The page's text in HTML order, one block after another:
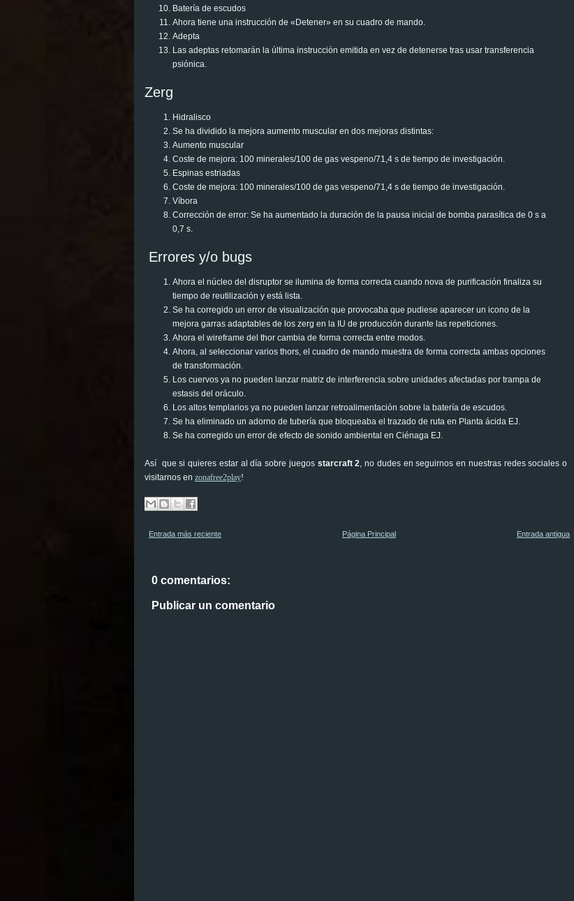
Batería de escudos
Ahora tiene una instrucción de «Detener» en su cuadro de mando.
Adepta
Las adeptas retomarán la última instrucción emitida en vez de detenerse tras usar transferencia
psiónica.
Zerg
Hidralisco
Se ha dividido la mejora aumento muscular en dos mejoras distintas:
Aumento muscular
Coste de mejora: 100 minerales/100 de gas vespeno/71,4 s de tiempo de investigación.
Espinas estriadas
Coste de mejora: 100 minerales/100 de gas vespeno/71,4 s de tiempo de investigación.
Víbora
Corrección de error: Se ha aumentado la duración de la pausa inicial de bomba parasítica de 0 s a
0,7 s.
Errores y/o bugs
Ahora el núcleo del disruptor se ilumina de forma correcta cuando nova de purificación finaliza su
tiempo de reutilización y está lista.
Se ha corregido un error de visualización que provocaba que pudiese aparecer un icono de la
mejora garras adaptables de los zerg en la IU de producción durante las repeticiones.
Ahora el wireframe del thor cambia de forma correcta entre modos.
Ahora, al seleccionar varios thors, el cuadro de mando muestra de forma correcta ambas opciones
de transformación.
Los cuervos ya no pueden lanzar matriz de interferencia sobre unidades afectadas por trampa de
estasis del oráculo.
Los altos templarios ya no pueden lanzar retroalimentación sobre la batería de escudos.
Se ha eliminado un adorno de tubería que bloqueaba el trazado de ruta en Planta ácida EJ.
Se ha corregido un error de efecto de sonido ambiental en Ciénaga EJ.
Así que si quieres estar al día sobre juegos starcraft 2 , no dudes en seguirnos en nuestras redes sociales o
visitarnos en zonafree2play!
Entrada más reciente Entrada antigua
Página Principal
0 comentarios:
Publicar un comentario